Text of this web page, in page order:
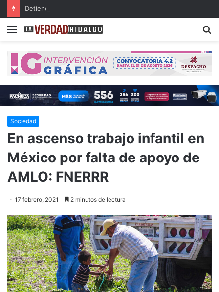
Menu
Sociedad
En ascenso trabajo infantil en
México por falta de apoyo de
AMLO: FNERRR
17 febrero, 2021 2 minutos de lectura